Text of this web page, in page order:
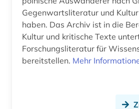
parlamentswahl (8)
partei (1)
pflege (1)
Gegenwartsliteratur und
haben. Das Archiv ist in die
Kultur und kritische Texte
Forschungsliteratur für
bereitstellen. Mehr